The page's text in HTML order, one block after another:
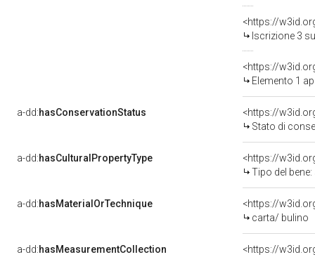
<https://
Iscrizione 3
<https://
Elemento 1
a-dd:hasConservationStatus
<https://
Stato di
a-dd:hasCulturalPropertyType
<https://
Tipo del
a-dd:hasMaterialOrTechnique
<https://
carta/ bulino
a-dd:hasMeasurementCollection
<https://